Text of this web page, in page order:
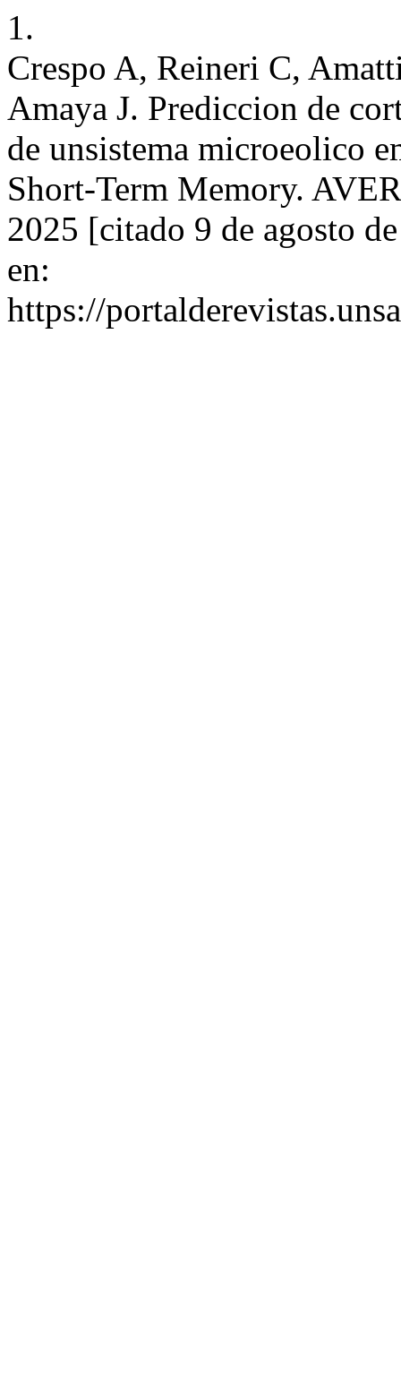
1.
Crespo A, Reineri C,
Amaya J. Prediccion de
de unsistema microeolico
Short-Term Memory.
2025 [citado 9 de agosto
en:
https://